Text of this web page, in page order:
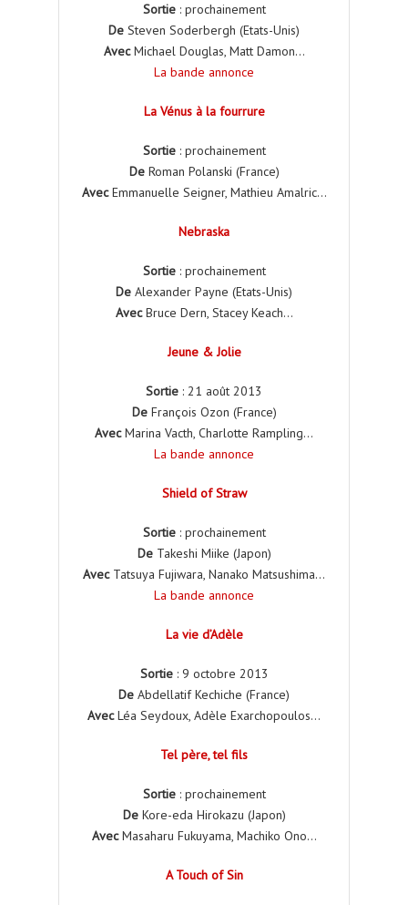
Sortie: prochainement
De Steven Soderbergh (Etats-Unis)
AvecMichael Douglas, Matt Damon…
La bande annonce
La Vénus à la fourrure
Sortie: prochainement
DeRoman Polanski (France)
AvecEmmanuelle Seigner, Mathieu Amalric…
Nebraska
Sortie: prochainement
De Alexander Payne (Etats-Unis)
AvecBruce Dern, Stacey Keach…
Jeune & Jolie
Sortie : 21 août 2013
DeFrançois Ozon (France)
AvecMarina Vacth, Charlotte Rampling…
La bande annonce
Shield of Straw
Sortie: prochainement
DeTakeshi Miike (Japon)
AvecTatsuya Fujiwara, Nanako Matsushima…
La bande annonce
La vie d’Adèle
Sortie: 9 octobre 2013
De Abdellatif Kechiche (France)
AvecLéa Seydoux, Adèle Exarchopoulos…
Tel père, tel fils
Sortie: prochainement
DeKore-eda Hirokazu (Japon)
AvecMasaharu Fukuyama, Machiko Ono…
A Touch of Sin